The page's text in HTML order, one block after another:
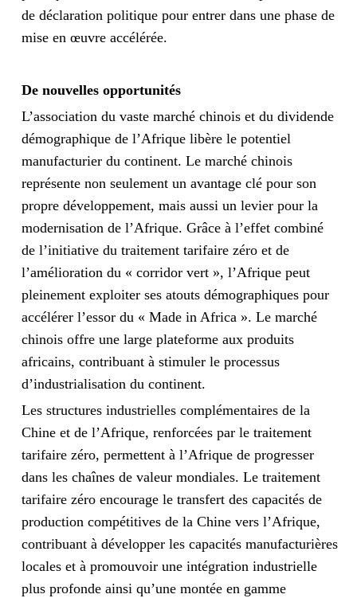
de déclaration politique pour entrer dans une phase de
mise en œuvre accélérée.
De nouvelles opportunités
L’association du vaste marché chinois et du dividende
démographique de l’Afrique libère le potentiel
manufacturier du continent. Le marché chinois
représente non seulement un avantage clé pour son
propre développement, mais aussi un levier pour la
modernisation de l’Afrique. Grâce à l’effet combiné
de l’initiative du traitement tarifaire zéro et de
l’amélioration du « corridor vert », l’Afrique peut
pleinement exploiter ses atouts démographiques pour
accélérer l’essor du « Made in Africa ». Le marché
chinois offre une large plateforme aux produits
africains, contribuant à stimuler le processus
d’industrialisation du continent.
Les structures industrielles complémentaires de la
Chine et de l’Afrique, renforcées par le traitement
tarifaire zéro, permettent à l’Afrique de progresser
dans les chaînes de valeur mondiales. Le traitement
tarifaire zéro encourage le transfert des capacités de
production compétitives de la Chine vers l’Afrique,
contribuant à développer les capacités manufacturières
locales et à promouvoir une intégration industrielle
plus profonde ainsi qu’une montée en gamme